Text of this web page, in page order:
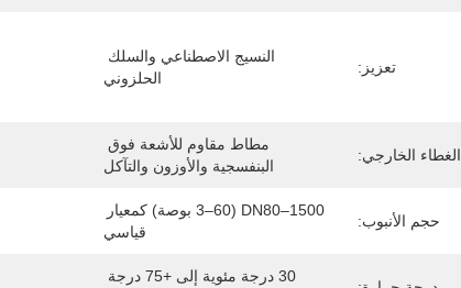
تعزيز:
الحلزوني
الغطاء الخارجي:
البنفسجية والأوزون والتآكل
حجم الأنبوب:
قياسي